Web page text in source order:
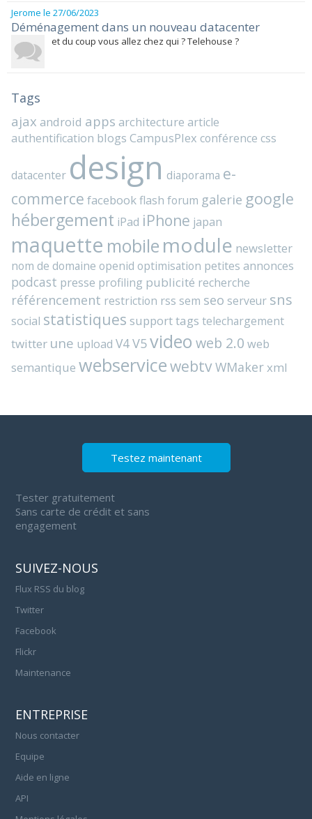
Jerome le 27/06/2023
Déménagement dans un nouveau datacenter
et du coup vous allez chez qui ? Telehouse ?
Tags
ajax android apps architecture article
authentification blogs CampusPlex conférence css
datacenter design diaporama e-
commerce facebookflash forum galerie google
hébergement iPad iPhone japan
maquette mobile module newsletter
nom de domaine openid optimisation petites annonces
podcast presse profiling publicité recherche
référencement restriction rss sem seo serveur sns
social statistiques supporttags telechargement
twitter une upload V4V5video web 2.0 web
semantique webservicewebtvWMakerxml
Testez maintenant
Tester gratuitement
Sans carte de crédit et sans
engagement
SUIVEZ-NOUS
Flux RSS du blog
Twitter
Facebook
Flickr
Maintenance
ENTREPRISE
Nous contacter
Equipe
Aide en ligne
API